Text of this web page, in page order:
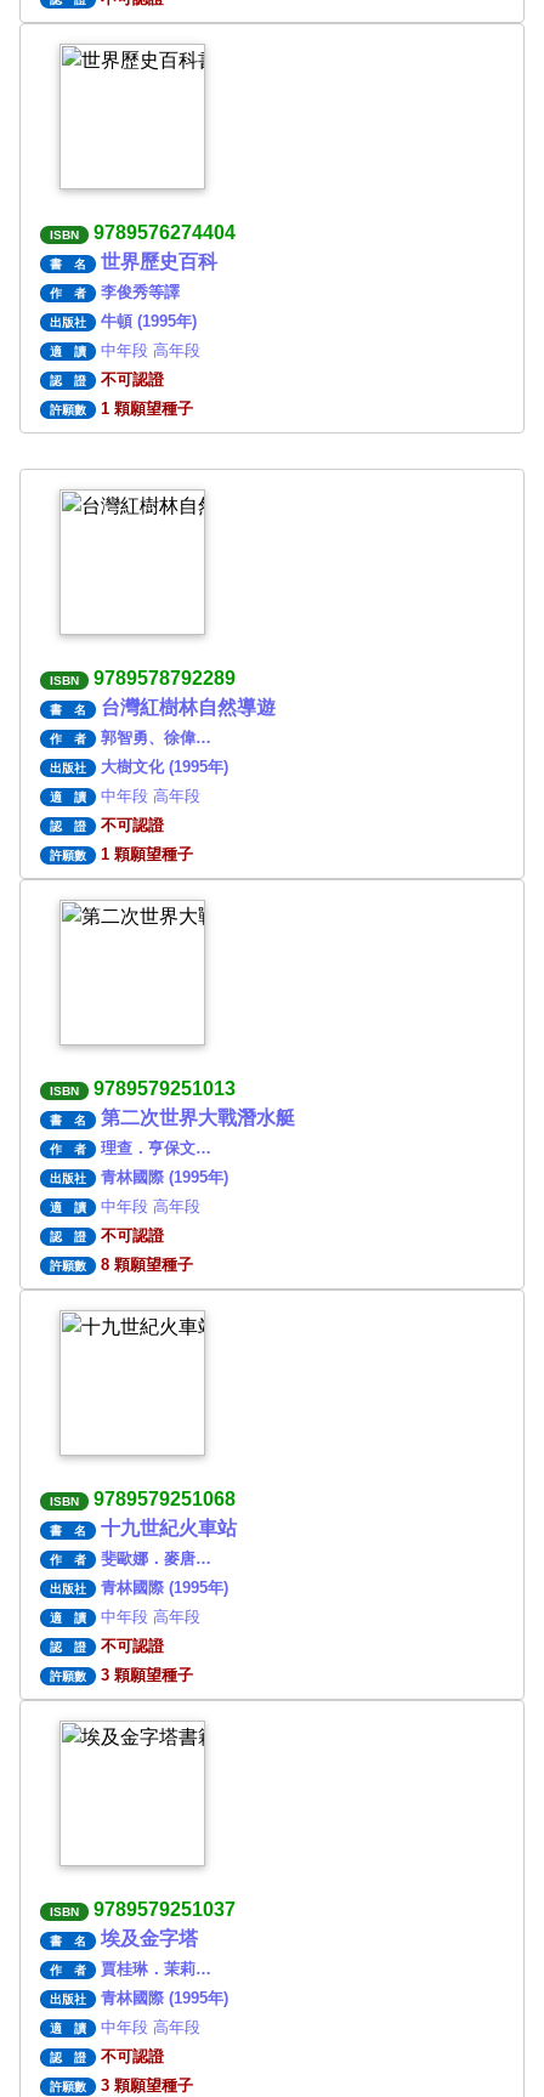
ISBN 9789576274404
書 名 世界歷史百科
作 者 李俊秀等譯
出版社 牛頓 (1995年)
適 讀 中年段 高年段
認 證 不可認證
許願數 1 顆願望種子
ISBN 9789578792289
書 名 台灣紅樹林自然導遊
作 者 郭智勇、徐偉…
出版社 大樹文化 (1995年)
適 讀 中年段 高年段
認 證 不可認證
許願數 1 顆願望種子
ISBN 9789579251013
書 名 第二次世界大戰潛水艇
作 者 理查．亨保文…
出版社 青林國際 (1995年)
適 讀 中年段 高年段
認 證 不可認證
許願數 8 顆願望種子
ISBN 9789579251068
書 名 十九世紀火車站
作 者 斐歐娜．麥唐…
出版社 青林國際 (1995年)
適 讀 中年段 高年段
認 證 不可認證
許願數 3 顆願望種子
ISBN 9789579251037
書 名 埃及金字塔
作 者 賈桂琳．茉莉…
出版社 青林國際 (1995年)
適 讀 中年段 高年段
認 證 不可認證
許願數 3 顆願望種子